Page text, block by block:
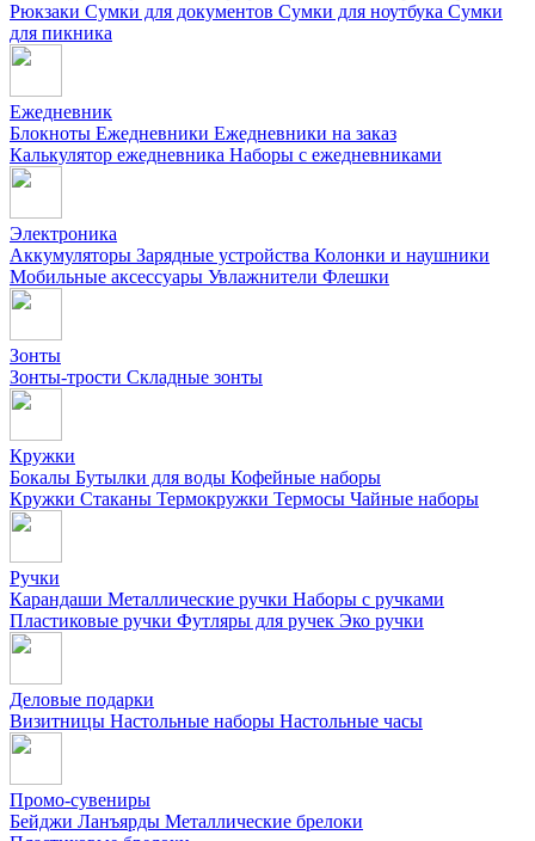
Рюкзаки Сумки для документов Сумки для ноутбука Сумки
для пикника
Ежедневник
Блокноты Ежедневники Ежедневники на заказ
Калькулятор ежедневника Наборы с ежедневниками
Электроника
Аккумуляторы Зарядные устройства Колонки и наушники
Мобильные аксессуары Увлажнители Флешки
Зонты
Зонты-трости Складные зонты
Кружки
Бокалы Бутылки для воды Кофейные наборы
Кружки Стаканы Термокружки Термосы Чайные наборы
Ручки
Карандаши Металлические ручки Наборы с ручками
Пластиковые ручки Футляры для ручек Эко ручки
Деловые подарки
Визитницы Настольные наборы Настольные часы
Промо-сувениры
Бейджи Ланъярды Металлические брелоки